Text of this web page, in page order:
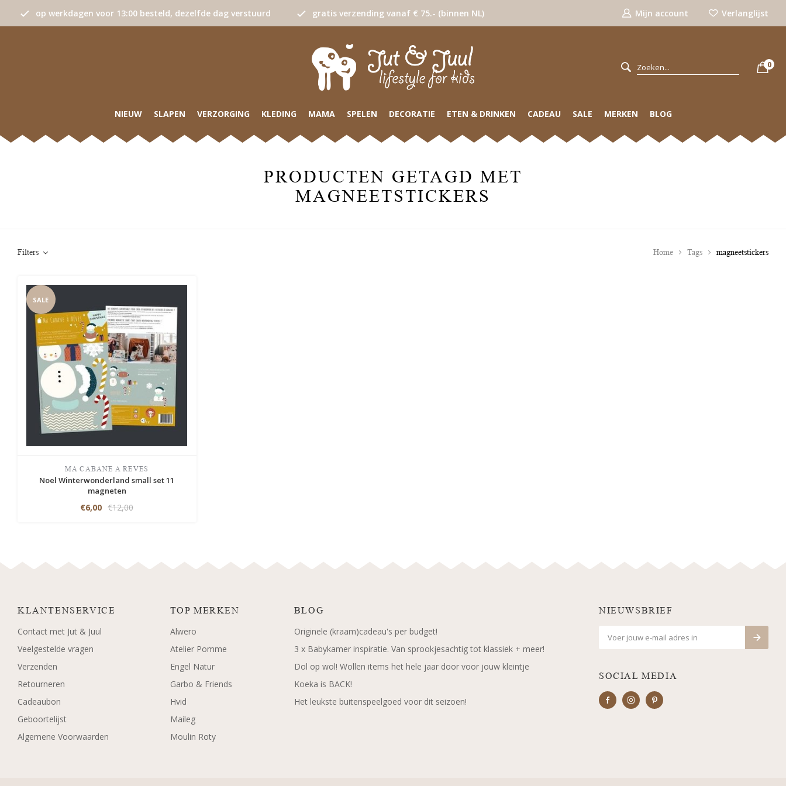
op werkdagen voor 13:00 besteld, dezelfde dag verstuurd gratis verzending vanaf € 75.- (binnen NL) Mijn account Verlanglijst
0
NIEUW SLAPEN VERZORGING KLEDING MAMA SPELEN DECORATIE ETEN & DRINKEN CADEAU SALE MERKEN BLOG
PRODUCTEN GETAGD MET
MAGNEETSTICKERS
Filters Home Tags magneetstickers
SALE
MA CABANE A REVES
Noel Winterwonderland small set 11
magneten
€6,00 €12,00
KLANTENSERVICE
Contact met Jut & Juul
Veelgestelde vragen
Verzenden
Retourneren
Cadeaubon
Geboortelijst
Algemene Voorwaarden
TOP MERKEN
Alwero
Atelier Pomme
Engel Natur
Garbo & Friends
Hvid
Maileg
Moulin Roty
BLOG
Originele (kraam)cadeau's per budget!
3 x Babykamer inspiratie. Van sprookjesachtig tot klassiek + meer!
Dol op wol! Wollen items het hele jaar door voor jouw kleintje
Koeka is BACK!
Het leukste buitenspeelgoed voor dit seizoen!
NIEUWSBRIEF
SOCIAL MEDIA